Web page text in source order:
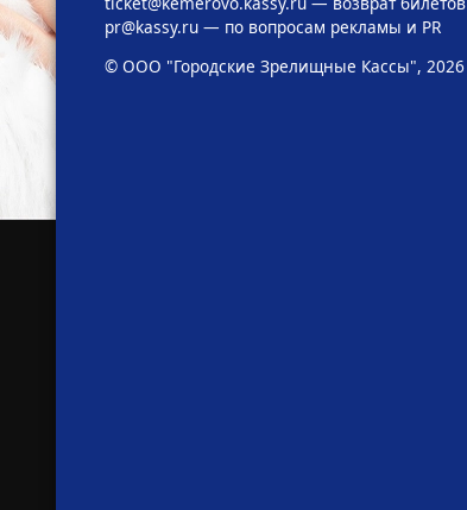
pr@kassy.ru— по вопросам рекламы и PR
© ООО "Городские Зрелищные Кассы", 2026